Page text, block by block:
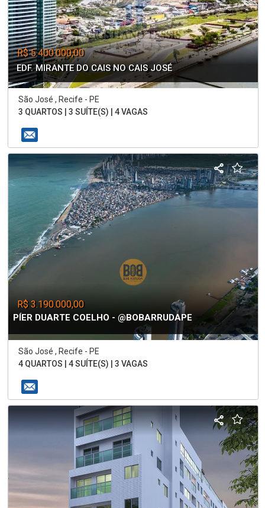
R$ 5.400.000,00
EDF. MIRANTE DO CAIS NO CAIS JOSÉ
São José , Recife - PE
3 QUARTOS | 3 SUÍTE(S) | 4 VAGAS
R$ 3.190.000,00
PÍER DUARTE COELHO - @BOBARRUDAPE
São José , Recife - PE
4 QUARTOS | 4 SUÍTE(S) | 3 VAGAS